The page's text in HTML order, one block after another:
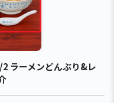
ラーメンどんぶり&レ